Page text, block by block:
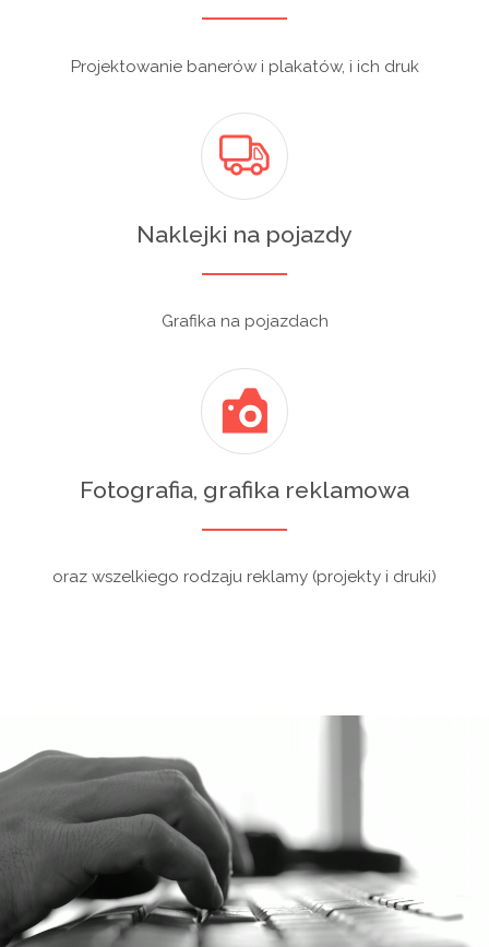
Projektowanie banerów i plakatów, i ich druk
Naklejki na pojazdy
Grafika na pojazdach
Fotografia, grafika reklamowa
oraz wszelkiego rodzaju reklamy (projekty i druki)